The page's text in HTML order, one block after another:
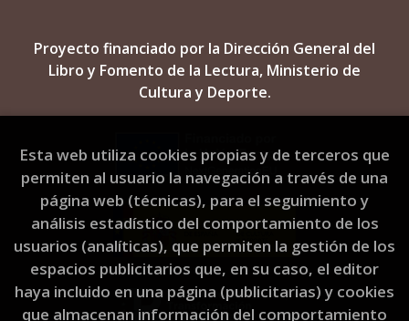
Proyecto financiado por la Dirección General del
Libro y Fomento de la Lectura, Ministerio de
Cultura y Deporte.
Esta web utiliza cookies propias y de terceros que
permiten al usuario la navegación a través de una
página web (técnicas), para el seguimiento y
análisis estadístico del comportamiento de los
usuarios (analíticas), que permiten la gestión de los
espacios publicitarios que, en su caso, el editor
haya incluido en una página (publicitarias) y cookies
que almacenan información del comportamiento